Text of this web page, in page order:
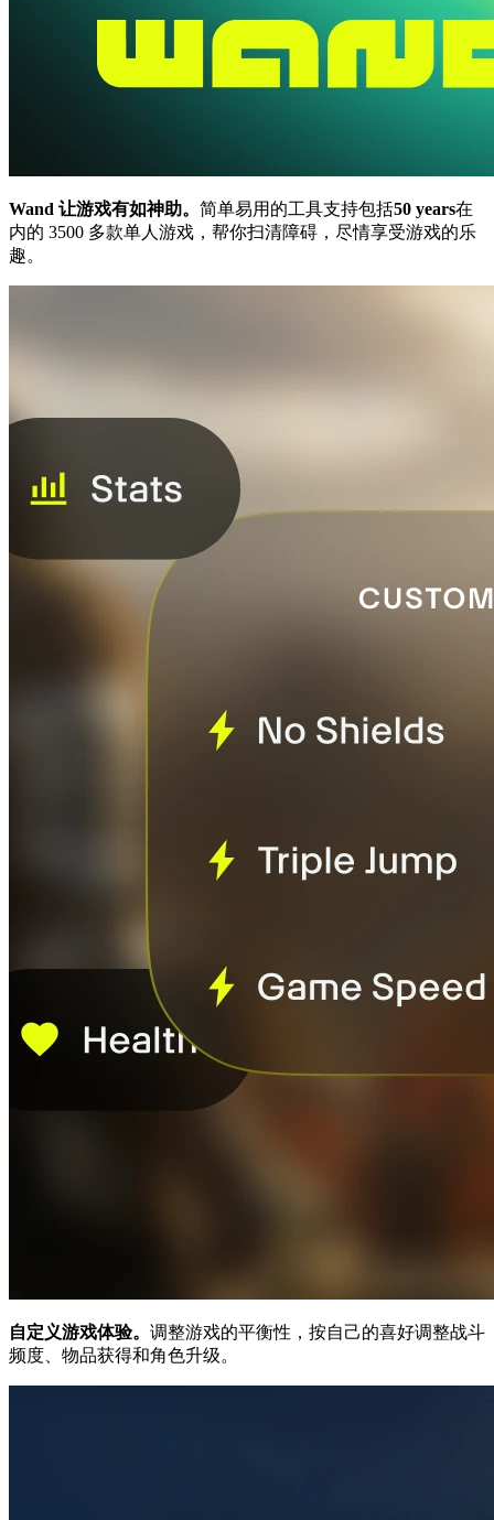
Wand 让游戏有如神助。 简单易用的工具支持包括50 years在
内的 3500 多款单人游戏，帮你扫清障碍，尽情享受游戏的乐
趣。
自定义游戏体验。 调整游戏的平衡性，按自己的喜好调整战斗
频度、物品获得和角色升级。